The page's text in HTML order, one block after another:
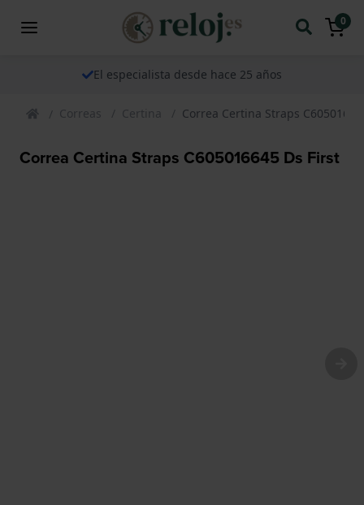
0
El especialista desde hace 25 años
Correas Certina Correa Certina Straps
Correa Certina Straps C605016645 Ds First